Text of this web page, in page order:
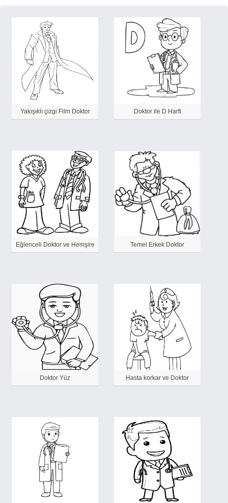
Yakışıklı çizgi Film Doktor Doktor ile D Harfi
Eğlenceli Doktor ve Hemşire Temel Erkek Doktor
Doktor Yüz Hasta korkar ve Doktor